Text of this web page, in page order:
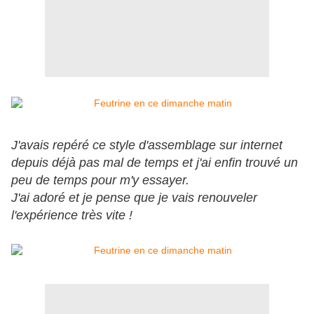
J'avais repéré ce style d'assemblage sur internet
depuis déjà pas mal de temps et j'ai enfin trouvé un
peu de temps pour m'y essayer.
J'ai adoré et je pense que je vais renouveler
l'expérience très vite !